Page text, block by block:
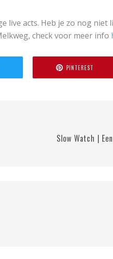
live acts. Heb je zo nog niet
check voor meer info
PINTEREST
Slow Watch |